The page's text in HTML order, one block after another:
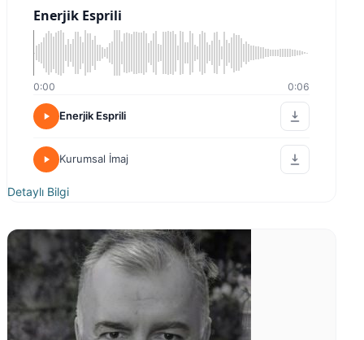
Enerjik Esprili
0:00 0:06
Enerjik Esprili
Kurumsal İmaj
Detaylı Bilgi